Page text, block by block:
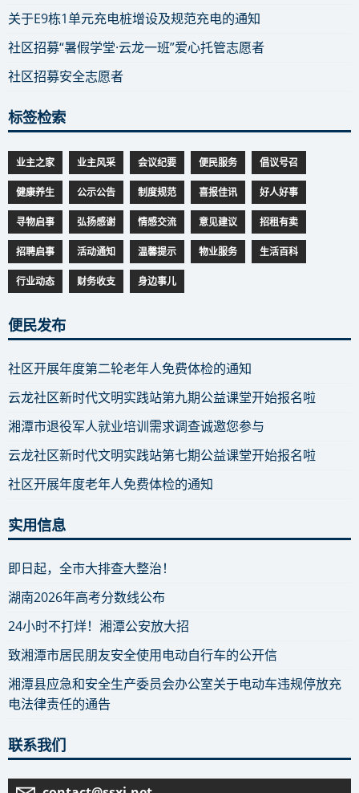
关于E9栋1单元充电桩增设及规范充电的通知
社区招募“暑假学堂·云龙一班”爱心托管志愿者
社区招募安全志愿者
标签检索
业主之家 业主风采 会议纪要 便民服务 倡议号召
健康养生 公示公告 制度规范 喜报佳讯 好人好事
寻物启事 弘扬感谢 情感交流 意见建议 招租有卖
招聘启事 活动通知 温馨提示 物业服务 生活百科
行业动态 财务收支 身边事儿
便民发布
社区开展年度第二轮老年人免费体检的通知
云龙社区新时代文明实践站第九期公益课堂开始报名啦
湘潭市退役军人就业培训需求调查诚邀您参与
云龙社区新时代文明实践站第七期公益课堂开始报名啦
社区开展年度老年人免费体检的通知
实用信息
即日起，全市大排查大整治！
湖南2026年高考分数线公布
24小时不打烊！湘潭公安放大招
致湘潭市居民朋友安全使用电动自行车的公开信
湘潭县应急和安全生产委员会办公室关于电动车违规停放充
电法律责任的通告
联系我们